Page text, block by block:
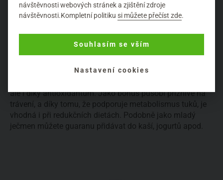
než pomeranč. Najdete v něm i vitaminy B6 či E, které, jak
už víme, jsou imunitě prospěšné, a obsahuje také vysoký
zahání únavu, ale rovněž celkově posiluje organismus. A
ale i v jakémkoliv zátěžovém období. Guarana posílí
ale i díky antioxidantům. Jako bonus působí příznivě na
trávení, a díky tomu, že podporuje metabolismus tuků, je
vhodná i při redukčních dietách. Podobně jako mladý
ječmen můžete guaranu přidávat do kaší, jogurtů apod.
návštěvnosti webových stránek a zjištění zdroje
návštěvnosti.Kompletní politikusi můžete přečíst zde.
Souhlasím se vším
Nastavení cookies